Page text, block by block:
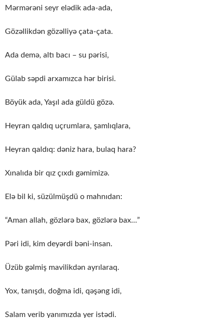
Mərmərəni seyr elədik ada-ada,
Gözəllikdən gözəlliyə çata-çata.
Ada demə, altı bacı – su pərisi,
Gülab səpdi arxamızca hər birisi.
Böyük ada, Yaşıl ada güldü gözə.
Heyran qaldıq uçrumlara, şamlıqlara,
Heyran qaldıq: dəniz hara, bulaq hara?
Xınalıda bir qız çıxdı gəmimizə.
Elə bil ki, süzülmüşdü o mahnıdan:
“Aman allah, gözlərə bax, gözlərə bax…”
Pəri idi, kim deyərdi bəni-insan.
Üzüb gəlmiş mavilikdən ayrılaraq.
Yox, tanışdı, doğma idi, qəşəng idi,
Salam verib yanımızda yer istədi.